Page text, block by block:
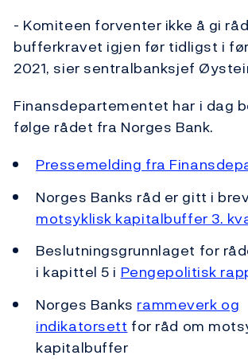
- Komiteen forventer ikke å gi
bufferkravet igjen før tidligst i
2021, sier sentralbanksjef
Finansdepartementet har i dag
følge rådet fra Norges Bank.
Pressemelding fra
Norges Banks råd er gitt i
motsyklisk kapitalbuffer 3.
Beslutningsgrunnlaget for
i kapittel 5 i Pengepolitisk
Norges Banks rammeverk og
indikatorsett for råd om
kapitalbuffer